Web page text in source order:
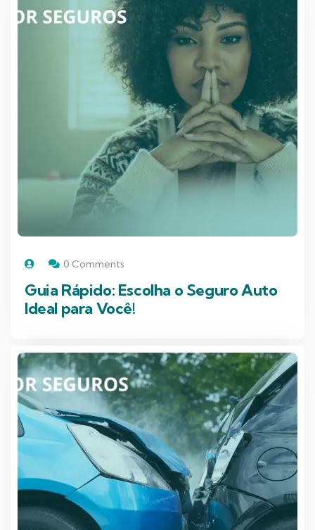
0 Comments
Guia Rápido: Escolha o Seguro Auto
Ideal para Você!